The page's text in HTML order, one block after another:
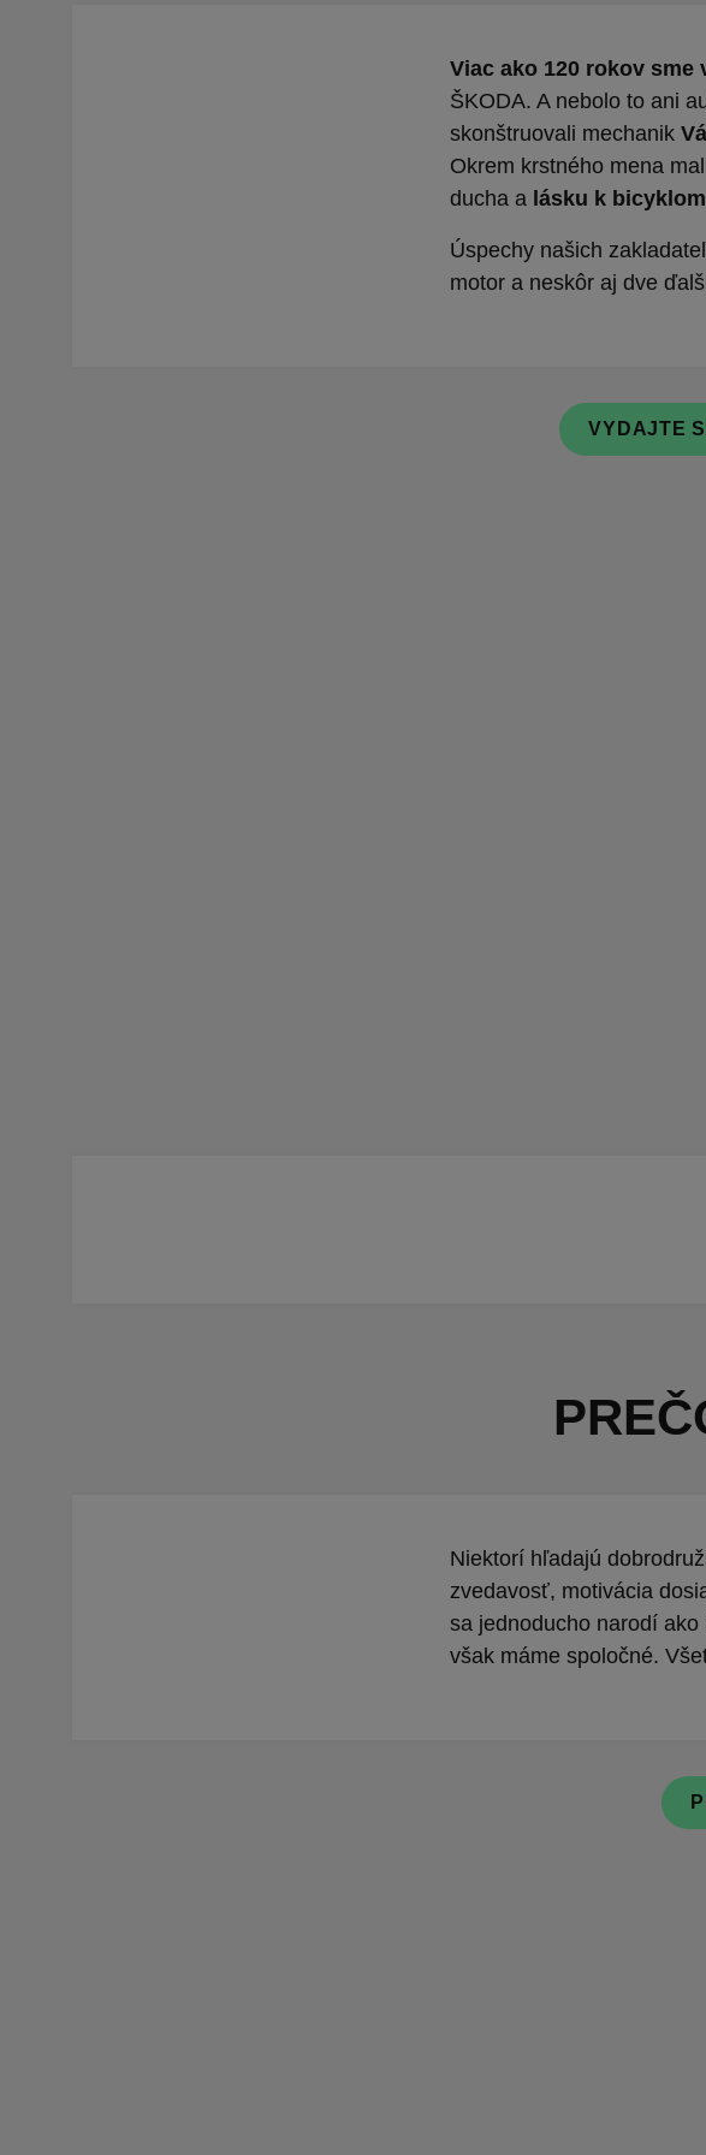
Viac ako 120 rokov sme
ŠKODA. A nebolo to ani
skonštruovali mechanik
Okrem krstného mena
ducha a lásku k bicyklom
Úspechy našich
motor a neskôr aj dve
VYDAJTE
Niektorí hľadajú
zvedavosť, motivácia
sa jednoducho narodí
však máme spoločné.